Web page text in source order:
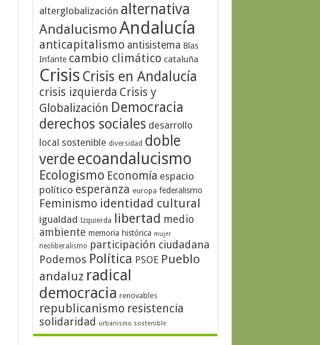
alterglobalización alternativa
AndalucismoAndalucía
anticapitalismo antisistema Blas
Infante cambio climático cataluña
Crisis Crisis en Andalucía
crisis izquierda Crisis y
Globalización Democracia
derechos sociales desarrollo
local sostenible diversidad doble
verdeecoandalucismo
Ecologismo Economía espacio
político esperanza europa federalismo
Feminismo identidad cultural
igualdad Izquierda libertad medio
ambiente memoria histórica mujer
neoliberalismo participación ciudadana
Podemos Política PSOE Pueblo
andaluz radical
democracia renovables
republicanismo resistencia
solidaridad urbanismo sostenible